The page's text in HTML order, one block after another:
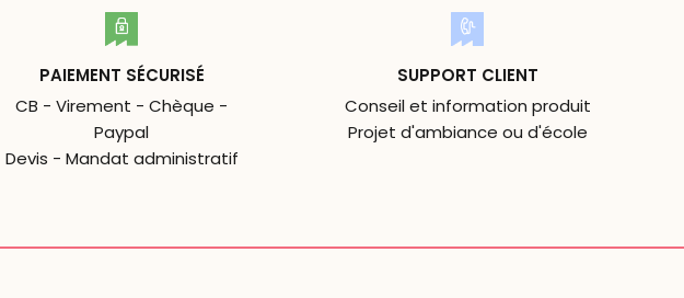
PAIEMENT SÉCURISÉ
CB - Virement - Chèque -
Paypal
Devis - Mandat administratif
SUPPORT CLIENT
Conseil et information produit
Projet d'ambiance ou d'école